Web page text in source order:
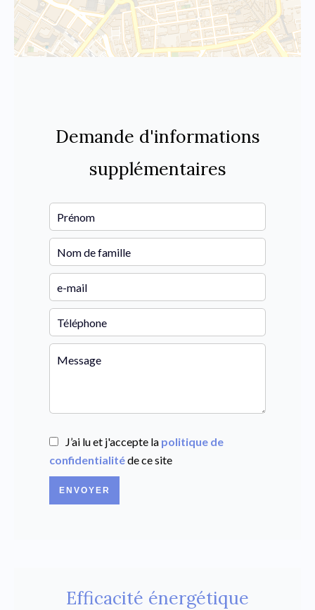
Demande d'informations
supplémentaires
J’ai lu et j'accepte la politique de
confidentialitéde ce site
ENVOYER
Efficacité énergétique